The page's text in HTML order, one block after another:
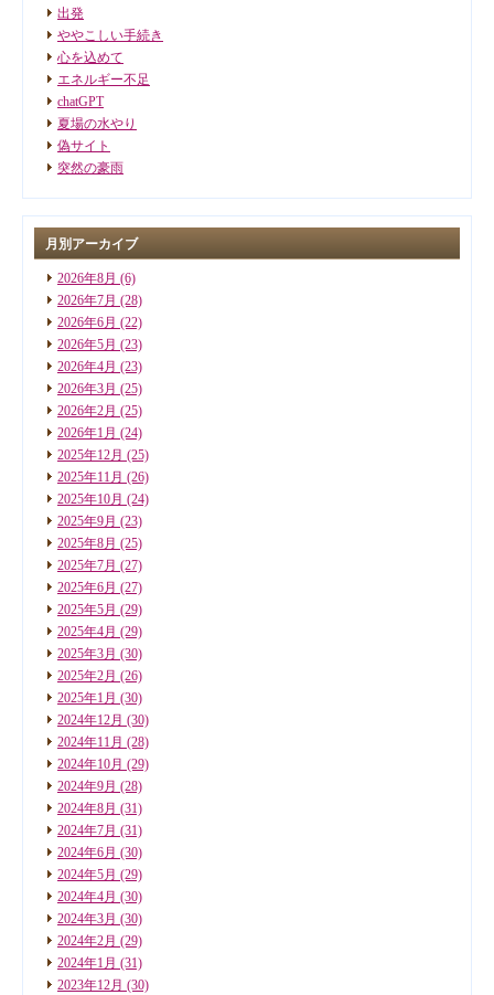
出発
ややこしい手続き
心を込めて
エネルギー不足
chatGPT
夏場の水やり
偽サイト
突然の豪雨
月別アーカイブ
2026年8月 (6)
2026年7月 (28)
2026年6月 (22)
2026年5月 (23)
2026年4月 (23)
2026年3月 (25)
2026年2月 (25)
2026年1月 (24)
2025年12月 (25)
2025年11月 (26)
2025年10月 (24)
2025年9月 (23)
2025年8月 (25)
2025年7月 (27)
2025年6月 (27)
2025年5月 (29)
2025年4月 (29)
2025年3月 (30)
2025年2月 (26)
2025年1月 (30)
2024年12月 (30)
2024年11月 (28)
2024年10月 (29)
2024年9月 (28)
2024年8月 (31)
2024年7月 (31)
2024年6月 (30)
2024年5月 (29)
2024年4月 (30)
2024年3月 (30)
2024年2月 (29)
2024年1月 (31)
2023年12月 (30)